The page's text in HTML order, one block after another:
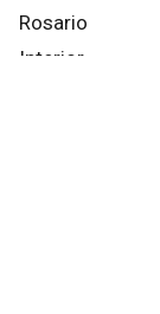
Rosario
Interior